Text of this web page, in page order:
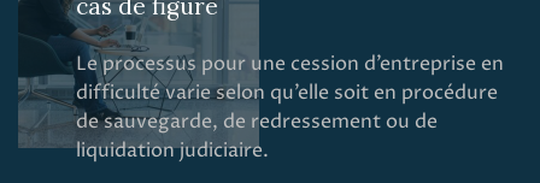
cas de figure
Le processus pour une cession d’entreprise en
difficulté varie selon qu’elle soit en procédure
de sauvegarde, de redressement ou de
liquidation judiciaire.